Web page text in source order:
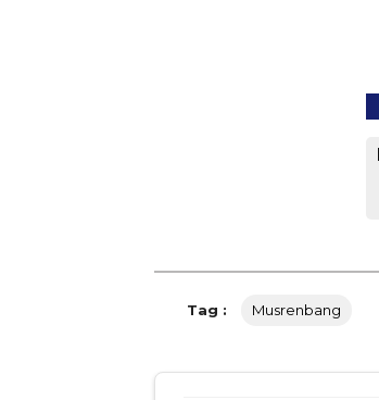
Tag : Musrenbang